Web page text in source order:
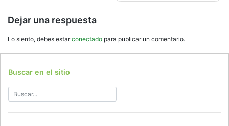
Dejar una respuesta
Lo siento, debes estarconectado para publicar un comentario.
Buscar en el sitio